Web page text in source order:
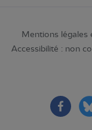
Mentions légales
Accessibilité : non